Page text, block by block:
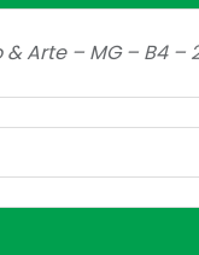
Arte – MG – B4 –